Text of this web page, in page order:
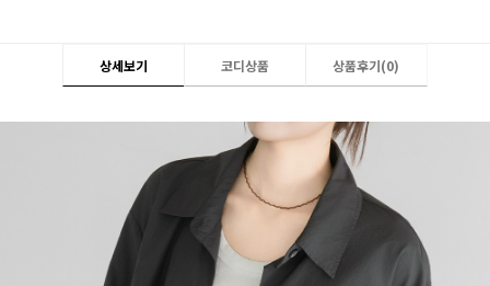
상세보기 코디상품 상품후기(0)